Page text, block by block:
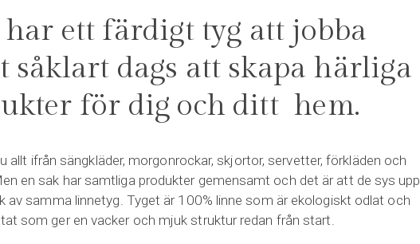
ett färdigt tyg att jobba
såklart dags att skapa härliga
för dig och ditt hem.
allt ifrån sängkläder, morgonrockar, skjortor, servetter, förkläden och
en sak har samtliga produkter gemensamt och det är att de sys upp
av samma linnetyg. Tyget är 100% linne som är ekologiskt odlat och
som ger en vacker och mjuk struktur redan från start.